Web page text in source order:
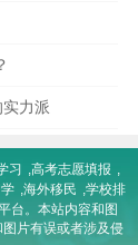
力派
习 ,高考志愿填报 ,
,海外移民 ,学校排
台。本站内容和图
片有误或者涉及侵